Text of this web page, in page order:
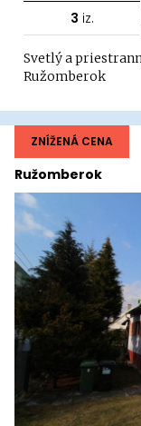
3 iz.
Svetlý a
Ružomberok
Ružomberok
ZNÍŽENÁ CENA